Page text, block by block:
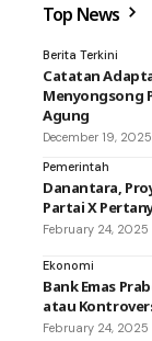
Top News
Berita Terkini
Catatan
Menyongsong
Agung
December 19, 2025
Pemerintah
Danantara,
Partai X
February 24, 2025
Ekonomi
Bank Emas
atau
February 24, 2025